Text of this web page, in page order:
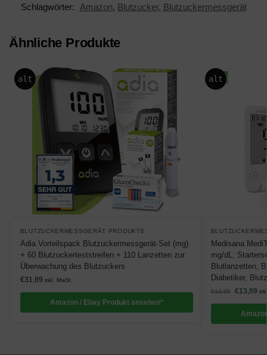
Schlagwörter:
Amazon, Blutzucker, Blutzuckermessgerät
Ähnliche Produkte
alt
BLUTZUCKERMESSGERÄT PRODUKTE
Adia Vorteilspack Blutzuckermessgerät-Set (mg)
+ 60 Blutzuckerteststreifen + 110 Lanzetten zur
Überwachung des Blutzuckers
€31,89 inkl. MwSt.
Amazon / Ebay Produkt ansehen*
alt
-6%
Medisana
mg/dL,
Blutlanzetten,
Diabetiker,
€14,95 €13,99